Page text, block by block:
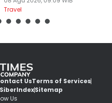
Travel
UsTerms of Services
IndexSitemap
Us